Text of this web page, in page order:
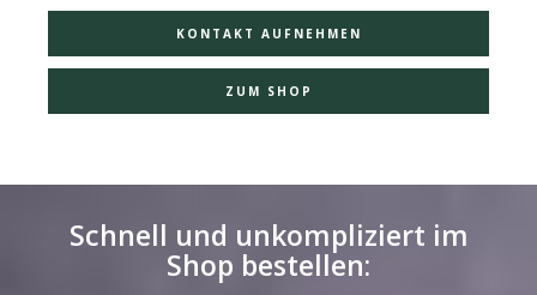
KONTAKT AUFNEHMEN
ZUM SHOP
Schnell und unkompliziert im
Shop bestellen: